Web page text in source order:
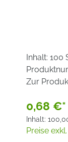
Inhalt: 100
Zur
0,68
Inhalt:
Preise